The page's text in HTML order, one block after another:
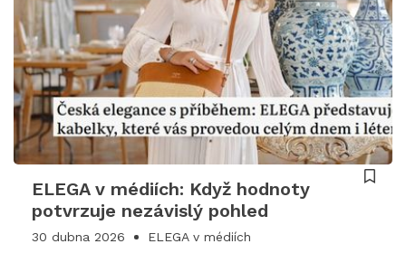
ELEGA v médiích: Když hodnoty
potvrzuje nezávislý pohled
30 dubna 2026 ELEGA v médiích